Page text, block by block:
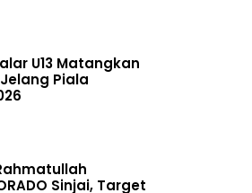
U13 Matangkan
Piala
Sinjai, Target